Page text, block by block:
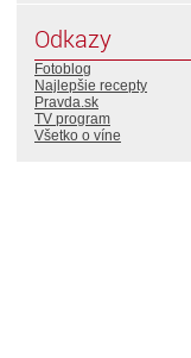
Odkazy
Fotoblog
Najlepšie recepty
Pravda.sk
TV program
Všetko o víne